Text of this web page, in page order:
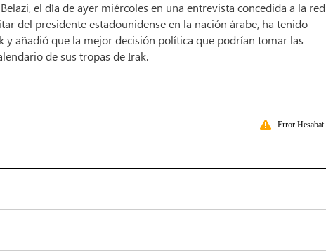
el día de ayer miércoles en una entrevista concedida a la red
del presidente estadounidense en la nación árabe, ha tenido
añadió que la mejor decisión política que podrían tomar las
de sus tropas de Irak.
Error Hesabat